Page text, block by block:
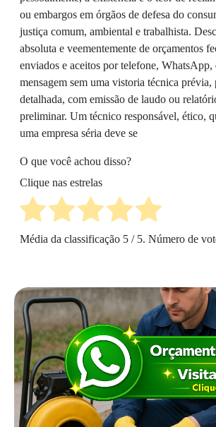
ou embargos em órgãos de defesa do
justiça comum, ambiental e trabalhista.
absoluta e veementemente de orçamentos
enviados e aceitos por telefone, WhatsApp,
mensagem sem uma vistoria técnica prévia,
detalhada, com emissão de laudo ou
preliminar. Um técnico responsável, ético,
uma empresa séria deve se
O que você achou disso?
Clique nas estrelas
Média da classificação 5 / 5. Número de